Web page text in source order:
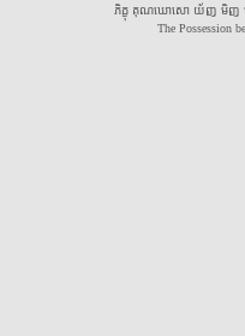
ភិក្ខុ គុណឃោសោ យ័ញ មិញ គឿ
The Possession